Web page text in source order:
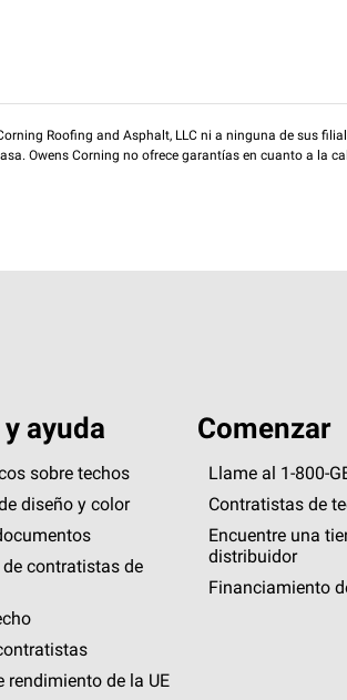
Roofing and Asphalt, LLC ni a ninguna de sus
Owens Corning no ofrece garantías en cuanto a la
ayuda
sobre techos
diseño y color
de contratistas de
rendimiento de la UE
Comenzar
Llame al 1-800-
Contratistas de
Encuentre una
distribuidor
Financiamiento